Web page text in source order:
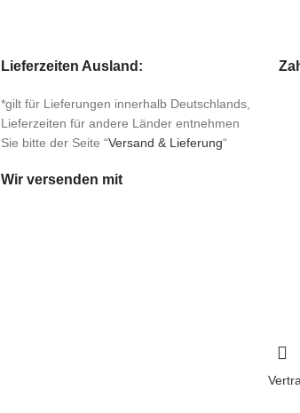
Lieferzeiten Ausland:
*gilt für Lieferungen innerhalb Deutschlands,
Lieferzeiten für andere Länder entnehmen
Sie bitte der Seite “Versand & Lieferung“
Wir versenden mit